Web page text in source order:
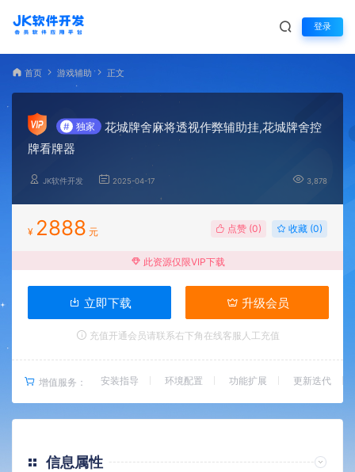
登录
首页 游戏辅助 正文
# 独家
花城牌舍麻将透视作弊辅助挂,花城牌舍控
牌看牌器
JK软件开发 2025-04-17 3,878
¥ 2888 元 点赞 (0) 收藏 (0)
此资源仅限VIP下载
立即下载 升级会员
充值开通会员请联系右下角在线客服人工充值
增值服务： 安装指导 环境配置 功能扩展 更新迭代
信息属性